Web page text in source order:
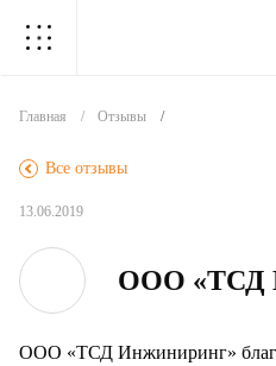
. . .
. . .
. . .
Главная Отзывы
Все отзывы
.
13.06.2019
ООО
ООО «ТСД Инжиниринг»